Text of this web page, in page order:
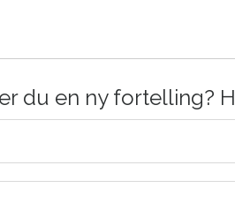
du en ny fortelling?